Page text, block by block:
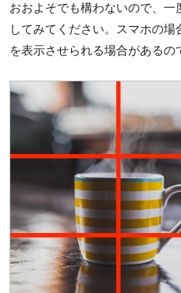
おおよそでも構わないので、
してみてください。スマホの
を表示させられる場合があるの